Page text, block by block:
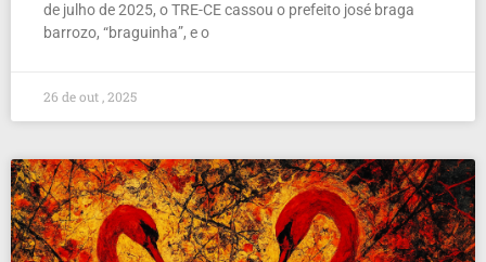
de julho de 2025, o TRE-CE cassou o prefeito josé braga
barrozo, “braguinha”, e o
26 de out , 2025